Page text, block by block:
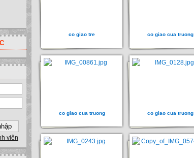
viên
co giao tre co giao cua truong
co giao cua truong co giao cua truong